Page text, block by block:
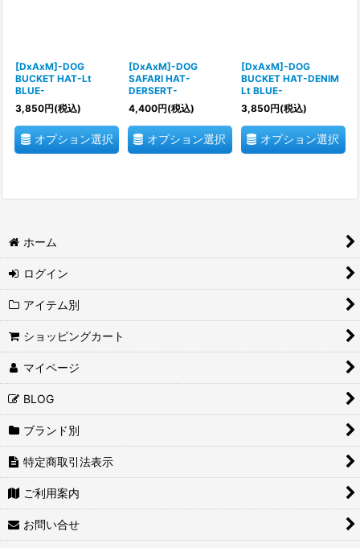
[DxAxM]-DOG
BUCKET HAT-Lt
BLUE-
3,850円(税込)
オプション選択
[DxAxM]-DOG
SAFARI HAT-
DERSERT-
4,400円(税込)
オプション選択
[DxAxM]-DOG
BUCKET HAT-DENIM
Lt BLUE-
3,850円(税込)
オプション選択
ホーム
ログイン
アイテム別
ショッピングカート
マイページ
BLOG
ブランド別
特定商取引法表示
ご利用案内
お問い合せ